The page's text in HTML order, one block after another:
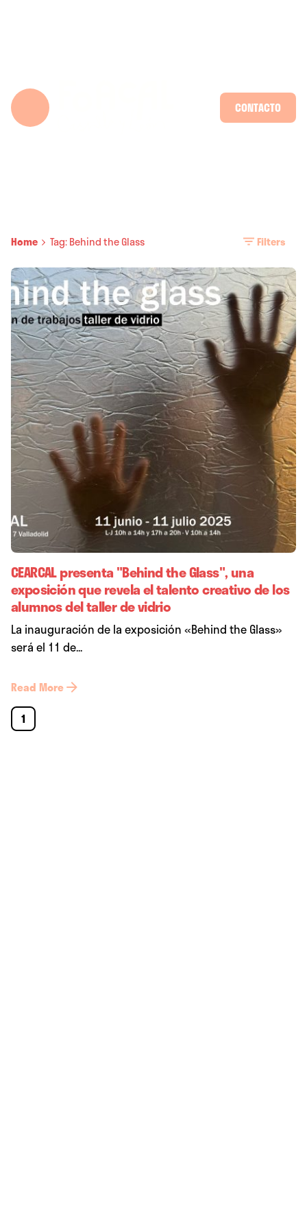
CONTACTO
Home Tag: Behind the Glass Filters
CEARCAL presenta "Behind the Glass", una
exposición que revela el talento creativo de los
alumnos del taller de vidrio
La inauguración de la exposición «Behind the Glass»
será el 11 de...
Read More
1